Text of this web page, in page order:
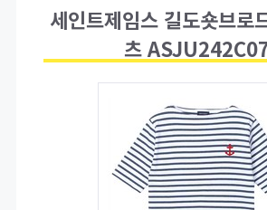
세인트제임스 길도숏브로
츠